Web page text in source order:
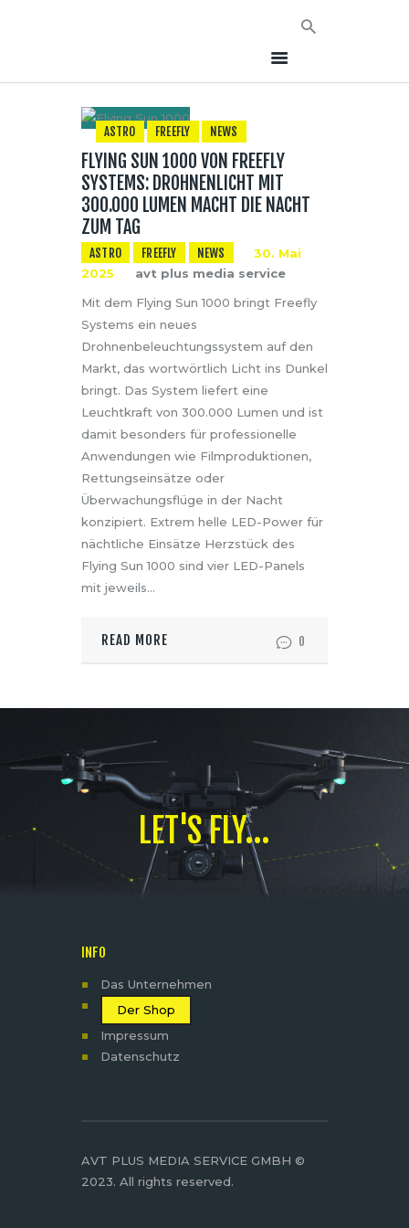
HOME
NEWS
AVT EVENTS
ÜBER AVT
KONTAKT
ASTRO FREEFLY NEWS
FLYING SUN 1000 VON FREEFLY
SYSTEMS: DROHNENLICHT MIT
300.000 LUMEN MACHT DIE NACHT
ZUM TAG
ASTRO FREEFLY NEWS
30. Mai
2025
avt plus media service
Mit dem Flying Sun 1000 bringt Freefly
Systems ein neues
Drohnenbeleuchtungssystem auf den
Markt, das wortwörtlich Licht ins Dunkel
bringt. Das System liefert eine
Leuchtkraft von 300.000 Lumen und ist
damit besonders für professionelle
Anwendungen wie Filmproduktionen,
Rettungseinsätze oder
Überwachungsflüge in der Nacht
konzipiert. Extrem helle LED-Power für
nächtliche Einsätze Herzstück des
Flying Sun 1000 sind vier LED-Panels
mit jeweils…
READ MORE 0
LET'S FLY...
INFO
Das Unternehmen
Der Shop
Impressum
Datenschutz
AVT PLUS MEDIA SERVICE GMBH ©
2023. All rights reserved.